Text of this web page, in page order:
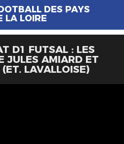
DES PAYS
LA LOIRE
D1 FUTSAL : LES
JULES AMIARD ET
LAVALLOISE)